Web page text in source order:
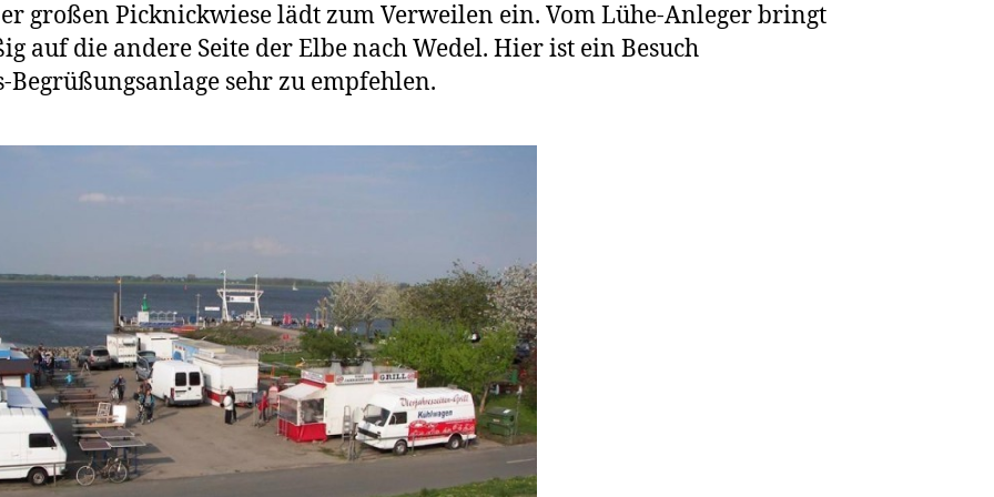
großen Picknickwiese lädt zum Verweilen ein. Vom Lühe-Anleger bringt
auf die andere Seite der Elbe nach Wedel. Hier ist ein Besuch
sehr zu empfehlen.